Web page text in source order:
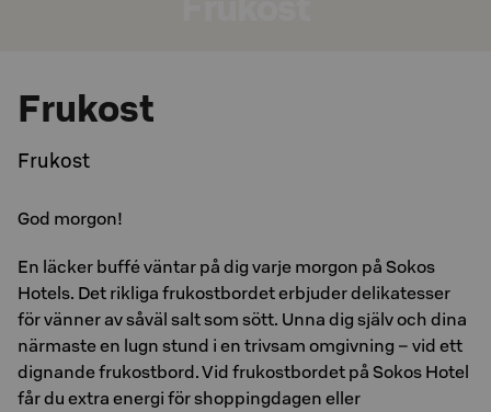
Frukost
Frukost
God morgon!
En läcker buffé väntar på dig varje morgon på Sokos
Hotels. Det rikliga frukostbordet erbjuder delikatesser
för vänner av såväl salt som sött. Unna dig själv och dina
närmaste en lugn stund i en trivsam omgivning – vid ett
dignande frukostbord. Vid frukostbordet på Sokos Hotel
får du extra energi för shoppingdagen eller